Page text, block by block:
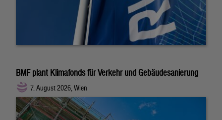
BMF plant Klimafonds für Verkehr und Gebäudesanierung
7. August 2026, Wien